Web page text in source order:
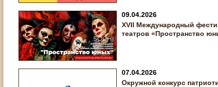
09.04.2026
XVII Международный
театров «Пространство
07.04.2026
Окружной конкурс